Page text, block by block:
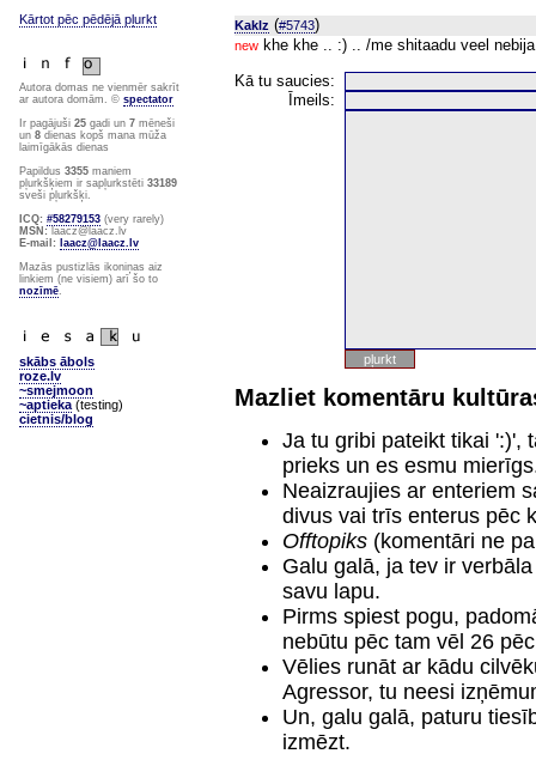
Kārtot pēc pēdējā pļurkt
Autora domas ne vienmēr sakrīt
ar autora domām. © spectator
Ir pagājuši 25 gadi un 7 mēneši
un 8 dienas kopš mana mūža
laimīgākās dienas
Papildus 3355 maniem
pļurkšķiem ir sapļurkstēti 33189
sveši pļurkšķi.
ICQ: #58279153 (very rarely)
MSN: laacz@laacz.lv
E-mail:
laacz@laacz.lv
Mazās pustizlās ikoniņas aiz
linkiem (ne visiem) arī šo to
nozīmē.
skābs ābols
roze.lv
~smejmoon
~aptieka (testing)
cietnis/blog
Kaklz (#5743)
new khe khe .. :) .. /me shitaadu veel
Kā tu saucies:
Īmeils:
Mazliet komentāru
Ja tu gribi pateikt tikai ':)',
prieks un es esmu
Neaizraujies ar enteriem
divus vai trīs enterus pēc
Offtopiks (komentāri ne
Galu galā, ja tev ir
savu lapu.
Pirms spiest pogu,
nebūtu pēc tam vēl 26
Vēlies runāt ar kādu
Agressor, tu neesi
Un, galu galā, paturu
izmēzt.